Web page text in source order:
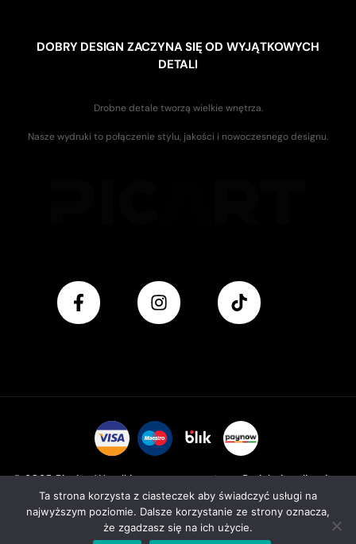
DOBRY DESIGN ZACZYNA SIĘ OD WYJĄTKOWYCH
DETALI
Drobne detale tworzą wielkie wnętrza.
Nasze wydruki to połączenie stylu, jakości i nowoczesnego designu.
© 2025 Pic Art. Wszelkie prawa zastrzeżone. Projekt i realizacja:
Venluke. com
Ta strona korzysta z ciasteczek aby świadczyć usługi na
najwyższym poziomie. Dalsze korzystanie ze strony oznacza,
że zgadzasz się na ich użycie.